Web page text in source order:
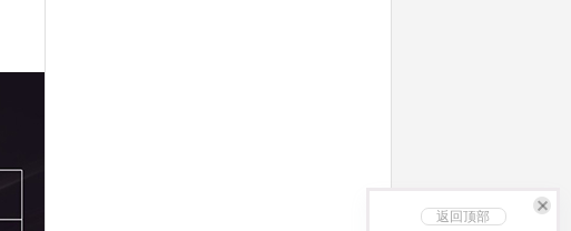
返回顶部